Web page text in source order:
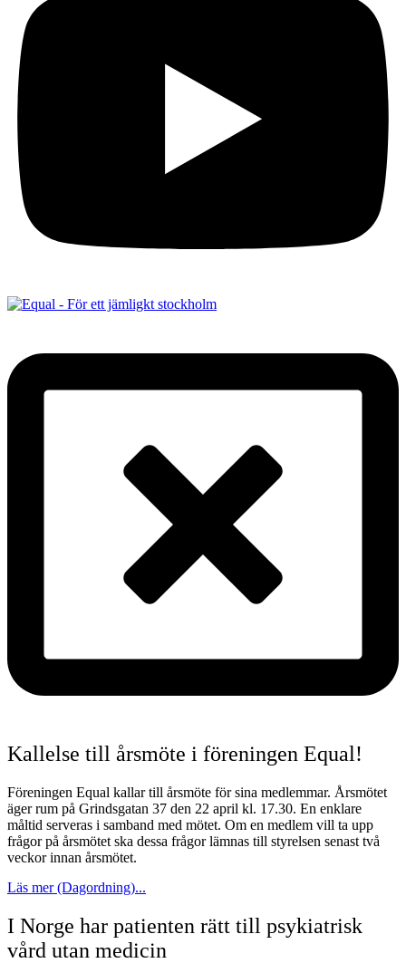
Kallelse till årsmöte i föreningen Equal!
Föreningen Equal kallar till årsmöte för sina medlemmar. Årsmötet
äger rum på Grindsgatan 37 den 22 april kl. 17.30. En enklare
måltid serveras i samband med mötet. Om en medlem vill ta upp
frågor på årsmötet ska dessa frågor lämnas till styrelsen senast två
veckor innan årsmötet.
Läs mer (Dagordning)...
I Norge har patienten rätt till psykiatrisk
vård utan medicin